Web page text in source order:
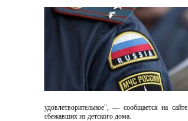
удовлетворительное", — сообщается на
сбежавших из детского дома.